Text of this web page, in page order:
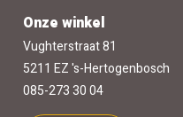
Onze winkel
Vughterstraat 81
5211 EZ 's-Hertogenbosch
085-273 30 04